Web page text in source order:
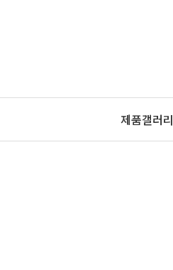
제품갤러리